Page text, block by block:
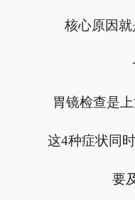
核心原因
胃镜检查是
这4种症状同
要